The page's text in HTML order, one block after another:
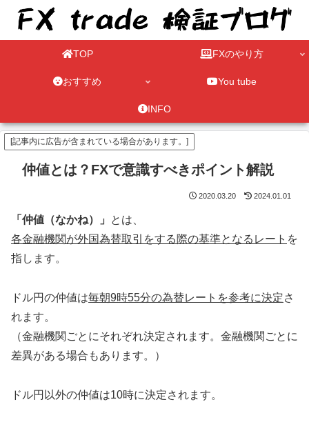
TOP FXのやり方
おすすめ You tube
INFO
[記事内に広告が含まれている場合があります。]
仲値とは？FXで意識すべきポイント解説
2020.03.20 2024.01.01
「仲値（なかね）」
とは、
各金融機関が外国為替取引をする際の基準となるレート を
指します。
ドル円の仲値は毎朝9時55分の為替レートを参考に決定さ
れます。
（金融機関ごとにそれぞれ決定されます。金融機関ごとに
差異がある場合もあります。）
ドル円以外の仲値は10時に決定されます。